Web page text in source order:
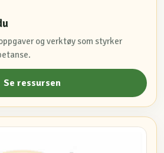
og verktøy som styrker
Se ressursen